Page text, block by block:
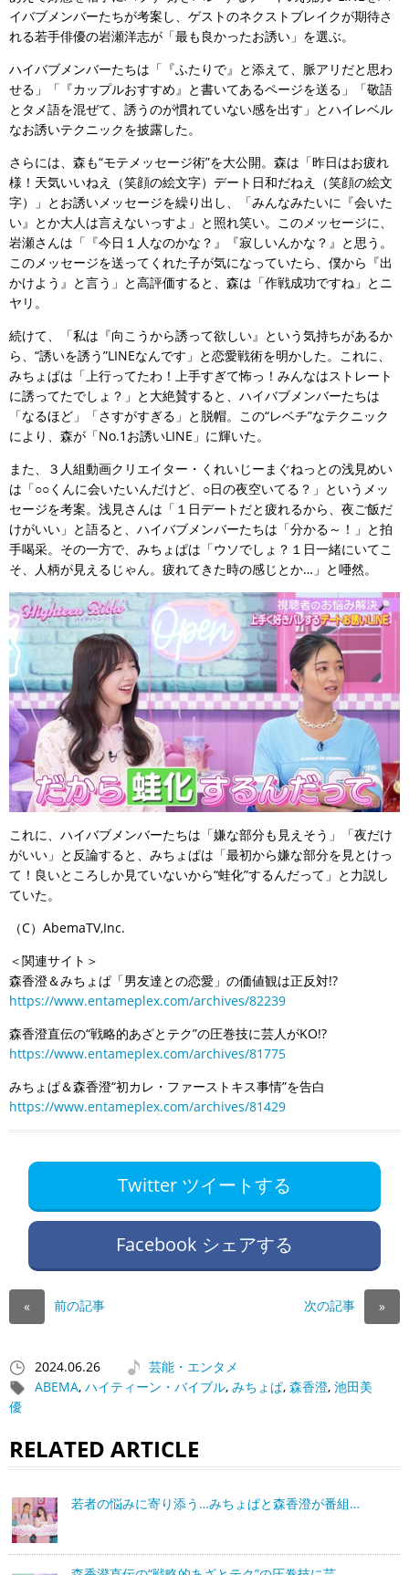
イバブメンバーたちが考案し、ゲストのネクストブレイクが期待さ
れる若手俳優の岩瀬洋志が「最も良かったお誘い」を選ぶ。
ハイバブメンバーたちは「『ふたりで』と添えて、脈アリだと思わ
せる」「『カップルおすすめ』と書いてあるページを送る」「敬語
とタメ語を混ぜて、誘うのが慣れていない感を出す」とハイレベル
なお誘いテクニックを披露した。
さらには、森も“モテメッセージ術”を大公開。森は「昨日はお疲れ
様！天気いいねえ（笑顔の絵文字）デート日和だねえ（笑顔の絵文
字）」とお誘いメッセージを繰り出し、「みんなみたいに『会いた
い』とか大人は言えないっすよ」と照れ笑い。このメッセージに、
岩瀬さんは「『今日１人なのかな？』『寂しいんかな？』と思う。
このメッセージを送ってくれた子が気になっていたら、僕から『出
かけよう』と言う」と高評価すると、森は「作戦成功ですね」とニ
ヤリ。
続けて、「私は『向こうから誘って欲しい』という気持ちがあるか
ら、“誘いを誘う”LINEなんです」と恋愛戦術を明かした。これに、
みちょぱは「上行ってたわ！上手すぎて怖っ！みんなはストレート
に誘ってたでしょ？」と大絶賛すると、ハイバブメンバーたちは
「なるほど」「さすがすぎる」と脱帽。この“レベチ”なテクニック
により、森が「No.1お誘いLINE」に輝いた。
また、３人組動画クリエイター・くれいじーまぐねっとの浅見めい
は「○○くんに会いたいんだけど、○日の夜空いてる？」というメッ
セージを考案。浅見さんは「１日デートだと疲れるから、夜ご飯だ
けがいい」と語ると、ハイバブメンバーたちは「分かる～！」と拍
手喝采。その一方で、みちょぱは「ウソでしょ？１日一緒にいてこ
そ、人柄が見えるじゃん。疲れてきた時の感じとか…」と唖然。
これに、ハイバブメンバーたちは「嫌な部分も見えそう」「夜だけ
がいい」と反論すると、みちょぱは「最初から嫌な部分を見とけっ
て！良いところしか見ていないから“蛙化”するんだって」と力説し
ていた。
（C）AbemaTV,Inc.
＜関連サイト＞
森香澄＆みちょぱ「男友達との恋愛」の価値観は正反対!?
https://www.entameplex.com/archives/82239
森香澄直伝の“戦略的あざとテク”の圧巻技に芸人がKO!?
https://www.entameplex.com/archives/81775
みちょぱ＆森香澄“初カレ・ファーストキス事情”を告白
https://www.entameplex.com/archives/81429
Twitter ツイートする
Facebook シェアする
« 前の記事 次の記事 »
2024.06.26
芸能・エンタメ
ABEMA, ハイティーン・バイブル, みちょぱ, 森香澄, 池田美
優
RELATED ARTICLE
若者の悩みに寄り添う…みちょぱと森香澄が番組…